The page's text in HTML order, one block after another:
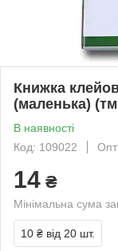
Книжка
(маленька) (тм
В наявності
Код: 109022
Опт
14 ₴
Мінімальна сума
10 ₴ від 20 шт.